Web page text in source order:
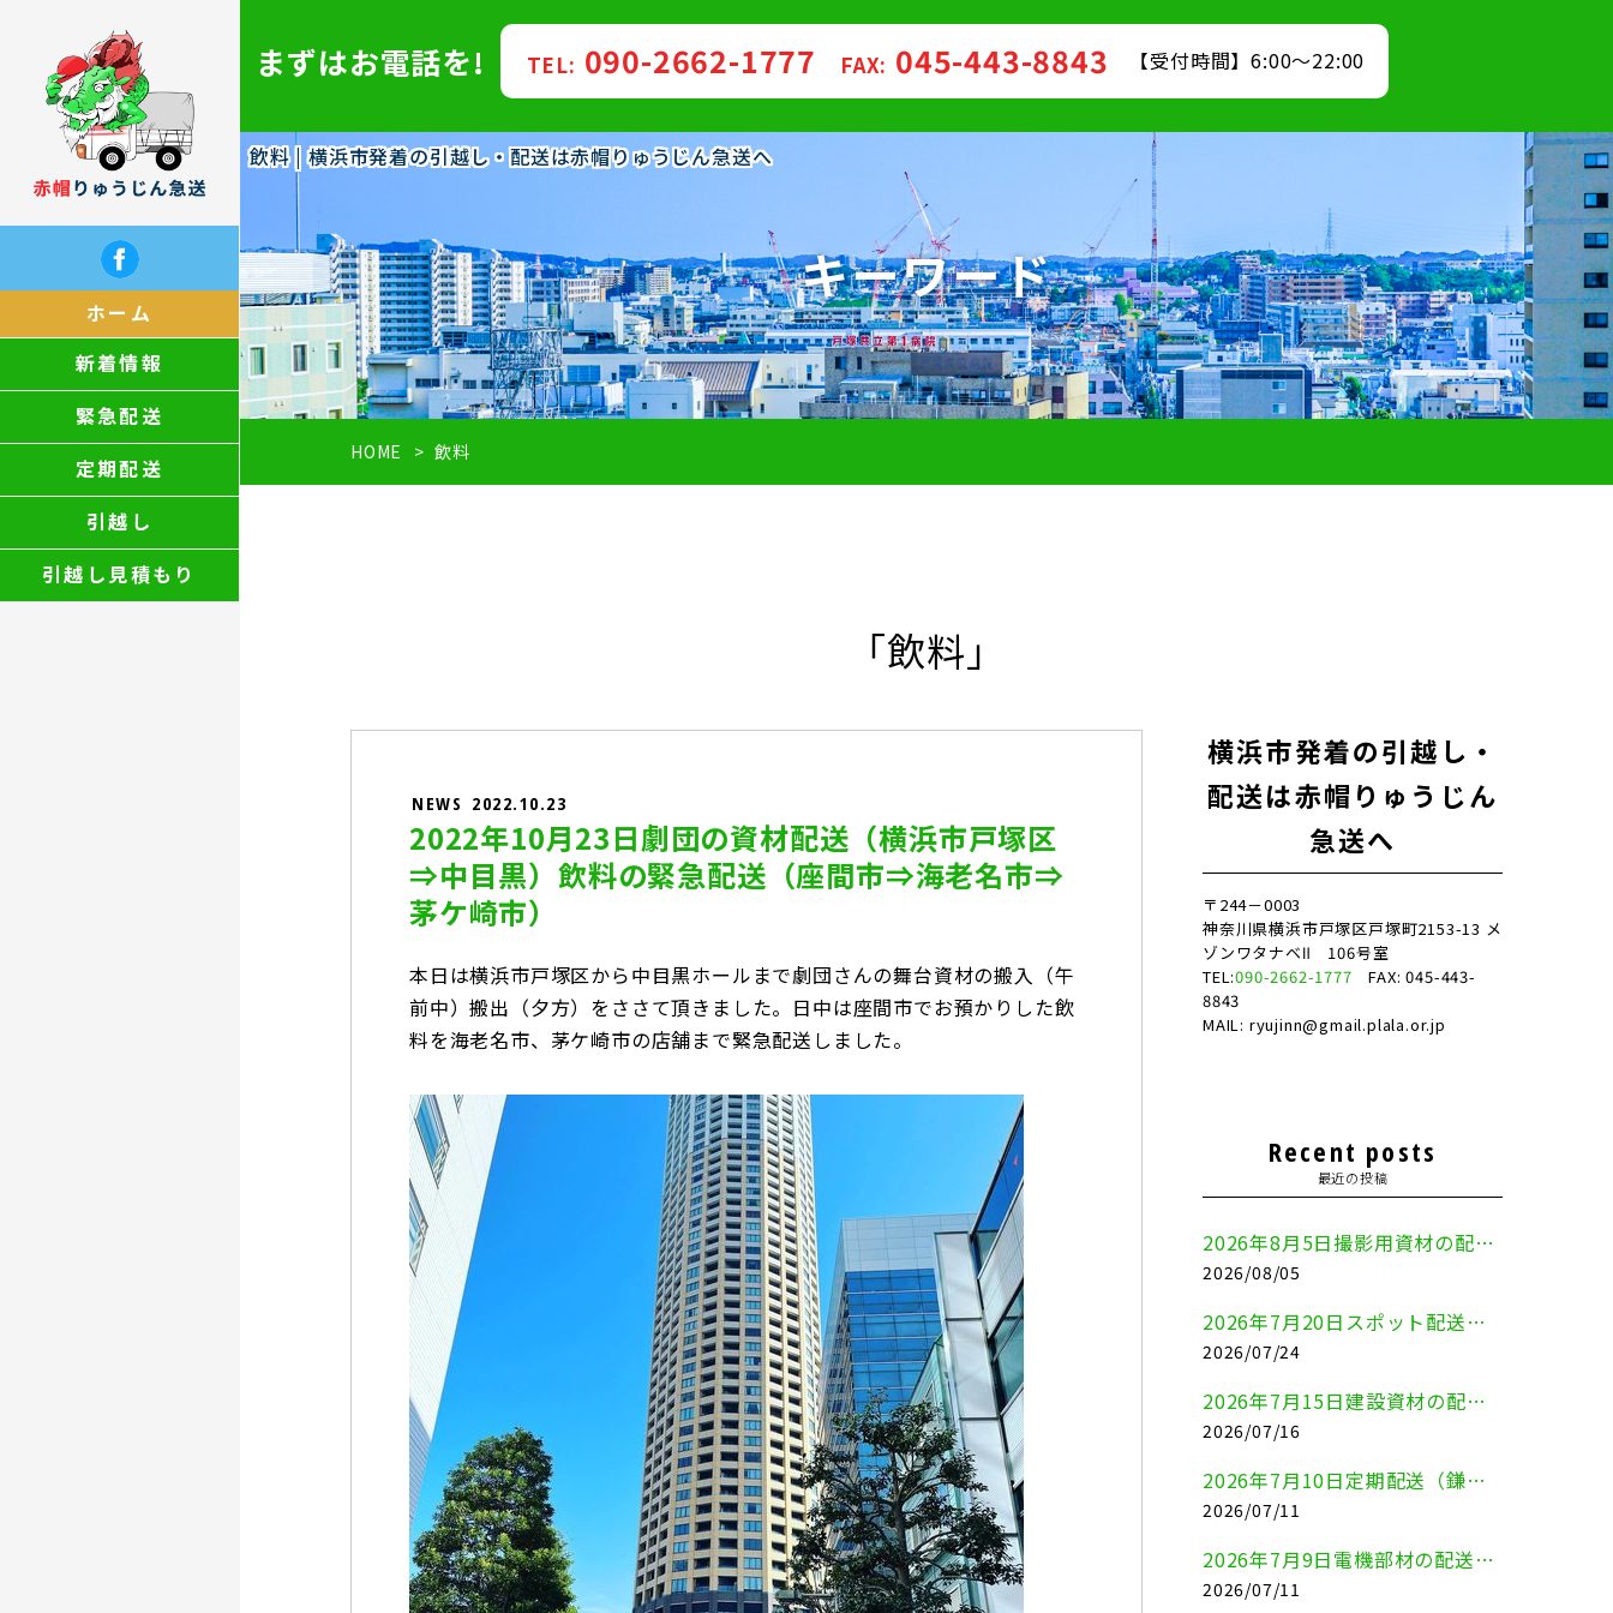
ホーム
新着情報
緊急配送
定期配送
引越し
引越し見積もり
飲料 | 横浜市発着の引越し・配送は赤帽りゅうじん急送へ
まずはお電話を! TEL: 090-2662-1777 FAX: 045-443-8843 【受付時間】6:00～22:00
キーワード
HOME 飲料
「飲料」
NEWS 2022.10.23
2022年10月23日劇団の資材配送（横浜市戸塚区
⇒中目黒）飲料の緊急配送（座間市⇒海老名市⇒
茅ケ崎市）
本日は横浜市戸塚区から中目黒ホールまで劇団さんの舞台資材の搬入（午
前中）搬出（夕方）をささて頂きました。日中は座間市でお預かりした飲
料を海老名市、茅ケ崎市の店舗まで緊急配送しました。
横浜市発着の引越し・
配送は赤帽りゅうじん
急送へ
〒244－0003
神奈川県横浜市戸塚区戸塚町2153-13 メ
ゾンワタナベⅡ 106号室
TEL:090-2662-1777 FAX: 045-443-
8843
MAIL: ryujinn@gmail.plala.or.jp
Recent posts
最近の投稿
2026年8月5日撮影用資材の配送（鎌倉市⇒港区）
2026/08/05
2026年7月20日スポット配送（横浜市金沢区⇒愛知県豊川市）
2026/07/24
2026年7月15日建設資材の配送（横浜市金沢区⇒横須賀市）
2026/07/16
2026年7月10日定期配送（鎌倉市⇔大田区）
2026/07/11
2026年7月9日電機部材の配送（横浜市戸塚区⇒品川区）
2026/07/11